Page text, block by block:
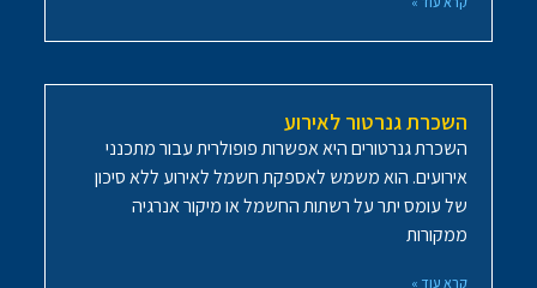
השכרת גנרטור לאירוע
השכרת גנרטורים היא אפשרות פופולרית עבור מתכנני
אירועים. הוא משמש לאספקת חשמל לאירוע ללא סיכון
של עומס יתר על רשתות החשמל או מיקור אנרגיה
ממקורות
קרא עוד »